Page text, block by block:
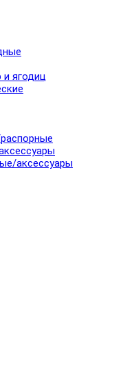
ягодиц
аксессуары